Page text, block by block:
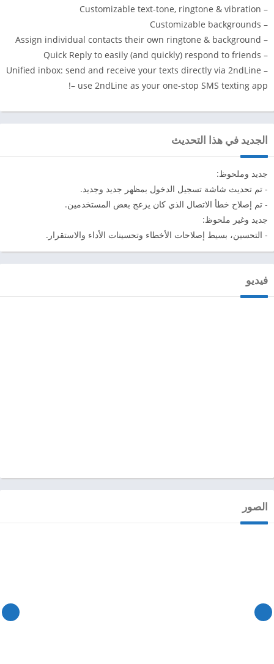
– Customizable text-tone, ringtone & vibration
– Customizable backgrounds
– Assign individual contacts their own ringtone & background
– Quick Reply to easily (and quickly) respond to friends
– Unified inbox: send and receive your texts directly via 2ndLine
– use 2ndLine as your one-stop SMS texting app!
الجديد في هذا التحديث
جديد وملحوظ:
- تم تحديث شاشة تسجيل الدخول بمظهر جديد وجديد.
- تم إصلاح خطأ الاتصال الذي كان يزعج بعض المستخدمين.
جديد وغير ملحوظ:
- التحسين، بسيط إصلاحات الأخطاء وتحسينات الأداء والاستقرار.
فيديو
الصور